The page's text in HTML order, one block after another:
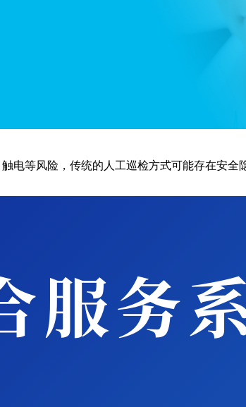
方或附近，通过仰拍或俯拍等方式，实现对
配备有红外夜视功能，可以在夜间或光线较
电等风险，传统的人工巡检方式可能存在安全